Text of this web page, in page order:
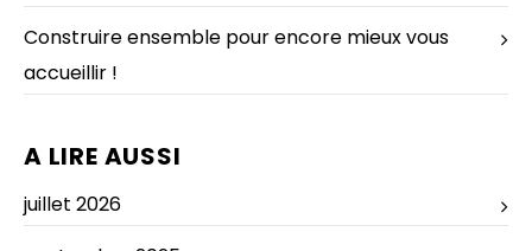
Construire ensemble pour encore mieux vous
accueillir !
A LIRE AUSSI
juillet 2026